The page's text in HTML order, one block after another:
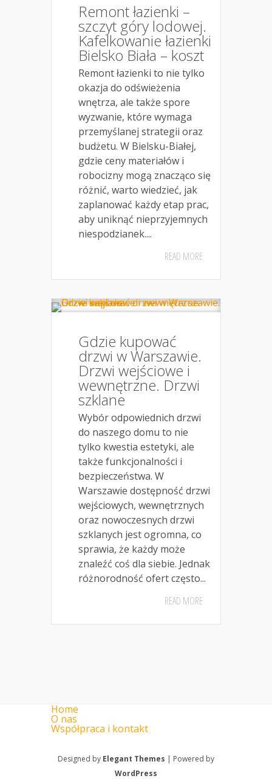
Remont łazienki –
szczyt góry lodowej.
Kafelkowanie łazienki
Bielsko Biała – koszt
Remont łazienki to nie tylko
okazja do odświeżenia
wnętrza, ale także spore
wyzwanie, które wymaga
przemyślanej strategii oraz
budżetu. W Bielsku-Białej,
gdzie ceny materiałów i
robocizny mogą znacząco się
różnić, warto wiedzieć, jak
zaplanować każdy etap prac,
aby uniknąć nieprzyjemnych
niespodzianek....
READ MORE
Gdzie kupować
drzwi w Warszawie.
Drzwi wejściowe i
wewnętrzne. Drzwi
szklane
Wybór odpowiednich drzwi
do naszego domu to nie
tylko kwestia estetyki, ale
także funkcjonalności i
bezpieczeństwa. W
Warszawie dostępność drzwi
wejściowych, wewnętrznych
oraz nowoczesnych drzwi
szklanych jest ogromna, co
sprawia, że każdy może
znaleźć coś dla siebie. Jednak
różnorodność ofert często...
READ MORE
Home
O nas
Współpraca i kontakt
Designed by Elegant Themes | Powered by
WordPress